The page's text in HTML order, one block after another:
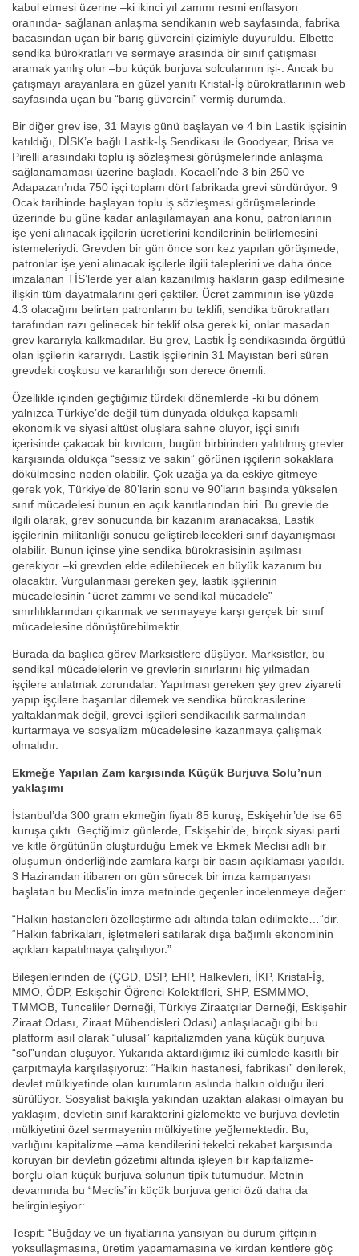
kabul etmesi üzerine –ki ikinci yıl zammı resmi enflasyon
oranında- sağlanan anlaşma sendikanın web sayfasında, fabrika
bacasından uçan bir barış güvercini çizimiyle duyuruldu. Elbette
sendika bürokratları ve sermaye arasında bir sınıf çatışması
aramak yanlış olur –bu küçük burjuva solcularının işi-. Ancak bu
çatışmayı arayanlara en güzel yanıtı Kristal-İş bürokratlarının web
sayfasında uçan bu “barış güvercini” vermiş durumda.
Bir diğer grev ise, 31 Mayıs günü başlayan ve 4 bin Lastik işçisinin
katıldığı, DİSK’e bağlı Lastik-İş Sendikası ile Goodyear, Brisa ve
Pirelli arasındaki toplu iş sözleşmesi görüşmelerinde anlaşma
sağlanamaması üzerine başladı. Kocaeli’nde 3 bin 250 ve
Adapazarı’nda 750 işçi toplam dört fabrikada grevi sürdürüyor. 9
Ocak tarihinde başlayan toplu iş sözleşmesi görüşmelerinde
üzerinde bu güne kadar anlaşılamayan ana konu, patronlarının
işe yeni alınacak işçilerin ücretlerini kendilerinin belirlemesini
istemeleriydi. Grevden bir gün önce son kez yapılan görüşmede,
patronlar işe yeni alınacak işçilerle ilgili taleplerini ve daha önce
imzalanan TİS’lerde yer alan kazanılmış hakların gasp edilmesine
ilişkin tüm dayatmalarını geri çektiler. Ücret zammının ise yüzde
4.3 olacağını belirten patronların bu teklifi, sendika bürokratları
tarafından razı gelinecek bir teklif olsa gerek ki, onlar masadan
grev kararıyla kalkmadılar. Bu grev, Lastik-İş sendikasında örgütlü
olan işçilerin kararıydı. Lastik işçilerinin 31 Mayıstan beri süren
grevdeki coşkusu ve kararlılığı son derece önemli.
Özellikle içinden geçtiğimiz türdeki dönemlerde -ki bu dönem
yalnızca Türkiye’de değil tüm dünyada oldukça kapsamlı
ekonomik ve siyasi altüst oluşlara sahne oluyor, işçi sınıfı
içerisinde çakacak bir kıvılcım, bugün birbirinden yalıtılmış grevler
karşısında oldukça “sessiz ve sakin” görünen işçilerin sokaklara
dökülmesine neden olabilir. Çok uzağa ya da eskiye gitmeye
gerek yok, Türkiye’de 80’lerin sonu ve 90’ların başında yükselen
sınıf mücadelesi bunun en açık kanıtlarından biri. Bu grevle de
ilgili olarak, grev sonucunda bir kazanım aranacaksa, Lastik
işçilerinin militanlığı sonucu geliştirebilecekleri sınıf dayanışması
olabilir. Bunun içinse yine sendika bürokrasisinin aşılması
gerekiyor –ki grevden elde edilebilecek en büyük kazanım bu
olacaktır. Vurgulanması gereken şey, lastik işçilerinin
mücadelesinin “ücret zammı ve sendikal mücadele”
sınırlılıklarından çıkarmak ve sermayeye karşı gerçek bir sınıf
mücadelesine dönüştürebilmektir.
Burada da başlıca görev Marksistlere düşüyor. Marksistler, bu
sendikal mücadelelerin ve grevlerin sınırlarını hiç yılmadan
işçilere anlatmak zorundalar. Yapılması gereken şey grev ziyareti
yapıp işçilere başarılar dilemek ve sendika bürokrasilerine
yaltaklanmak değil, grevci işçileri sendikacılık sarmalından
kurtarmaya ve sosyalizm mücadelesine kazanmaya çalışmak
olmalıdır.
Ekmeğe Yapılan Zam karşısında Küçük Burjuva Solu’nun
yaklaşımı
İstanbul’da 300 gram ekmeğin fiyatı 85 kuruş, Eskişehir’de ise 65
kuruşa çıktı. Geçtiğimiz günlerde, Eskişehir’de, birçok siyasi parti
ve kitle örgütünün oluşturduğu Emek ve Ekmek Meclisi adlı bir
oluşumun önderliğinde zamlara karşı bir basın açıklaması yapıldı.
3 Hazirandan itibaren on gün sürecek bir imza kampanyası
başlatan bu Meclis’in imza metninde geçenler incelenmeye değer:
“Halkın hastaneleri özelleştirme adı altında talan edilmekte…”dir.
“Halkın fabrikaları, işletmeleri satılarak dışa bağımlı ekonominin
açıkları kapatılmaya çalışılıyor.”
Bileşenlerinden de (ÇGD, DSP, EHP, Halkevleri, İKP, Kristal-İş,
MMO, ÖDP, Eskişehir Öğrenci Kolektifleri, SHP, ESMMMO,
TMMOB, Tunceliler Derneği, Türkiye Ziraatçılar Derneği, Eskişehir
Ziraat Odası, Ziraat Mühendisleri Odası) anlaşılacağı gibi bu
platform asıl olarak “ulusal” kapitalizmden yana küçük burjuva
“sol”undan oluşuyor. Yukarıda aktardığımız iki cümlede kasıtlı bir
çarpıtmayla karşılaşıyoruz: “Halkın hastanesi, fabrikası” denilerek,
devlet mülkiyetinde olan kurumların aslında halkın olduğu ileri
sürülüyor. Sosyalist bakışla yakından uzaktan alakası olmayan bu
yaklaşım, devletin sınıf karakterini gizlemekte ve burjuva devletin
mülkiyetini özel sermayenin mülkiyetine yeğlemektedir. Bu,
varlığını kapitalizme –ama kendilerini tekelci rekabet karşısında
koruyan bir devletin gözetimi altında işleyen bir kapitalizme-
borçlu olan küçük burjuva solunun tipik tutumudur. Metnin
devamında bu “Meclis”in küçük burjuva gerici özü daha da
belirginleşiyor:
Tespit: “Buğday ve un fiyatlarına yansıyan bu durum çiftçinin
yoksullaşmasına, üretim yapamamasına ve kırdan kentlere göç